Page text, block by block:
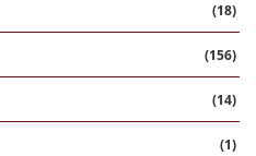
(18)
(156)
(14)
(1)